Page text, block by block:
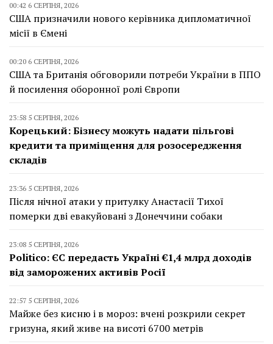
00:42 6 СЕРПНЯ, 2026
США призначили нового керівника дипломатичної
місії в Ємені
00:20 6 СЕРПНЯ, 2026
США та Британія обговорили потреби України в ППО
й посилення оборонної ролі Європи
23:58 5 СЕРПНЯ, 2026
Корецький: Бізнесу можуть надати пільгові
кредити та приміщення для розосередження
складів
23:36 5 СЕРПНЯ, 2026
Після нічної атаки у притулку Анастасії Тихої
померки дві евакуйовані з Донеччини собаки
23:08 5 СЕРПНЯ, 2026
Politico: ЄС передасть Україні €1,4 млрд доходів
від заморожених активів Росії
22:57 5 СЕРПНЯ, 2026
Майже без кисню і в мороз: вчені розкрили секрет
гризуна, який живе на висоті 6700 метрів